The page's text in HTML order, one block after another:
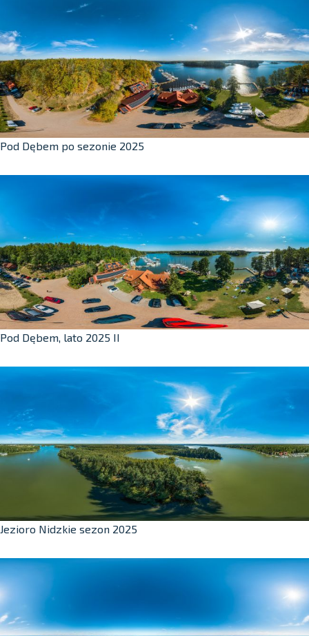
Pod Dębem po sezonie 2025
Pod Dębem, lato 2025 II
Jezioro Nidzkie sezon 2025